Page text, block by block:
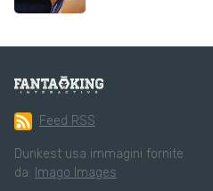
Feed RSS
Dunkest usa immagini fornite
da: Imago Images